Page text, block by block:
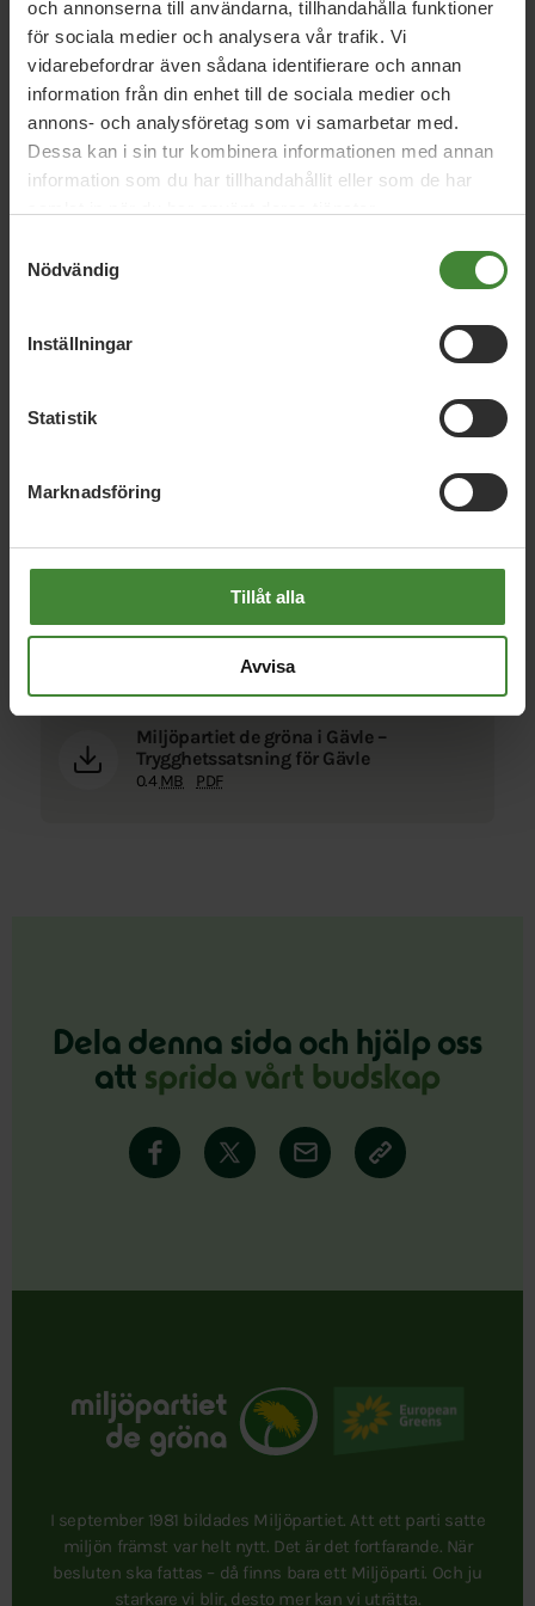
och annonserna till användarna, tillhandahålla funktioner
för sociala medier och analysera vår trafik. Vi
vidarebefordrar även sådana identifierare och annan
information från din enhet till de sociala medier och
annons- och analysföretag som vi samarbetar med.
Dessa kan i sin tur kombinera informationen med annan
information som du har tillhandahållit eller som de har
Nödvändig
Inställningar
Statistik
Marknadsföring
Tillåt alla
Avvisa
säger Emanuel Hort, nr 2 på partiets lista till
kommunfullmäktige och även riksdagskandidat.
åtgärder för att bygga ett starkare
Gävle som klarar klimatförändringar,
skapar en starkare välfärd och en
Miljöpartiet de gröna i Gävle –
Trygghetssatsning för Gävle
0.4MB PDF
Dela denna sida och hjälp oss
att sprida vårt budskap
I september 1981 bildades Miljöpartiet. Att ett parti satte
miljön främst var helt nytt. Det är det fortfarande. När
besluten ska fattas – då finns bara ett Miljöparti. Och ju
starkare vi blir, desto mer kan vi uträtta.